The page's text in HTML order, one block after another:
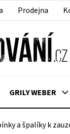
Prodejna
GRILY WEBER
LEDNICE NA
a špalíky k